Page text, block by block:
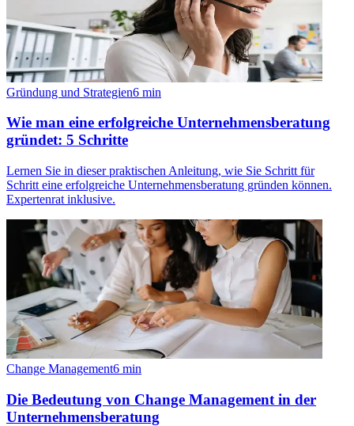
Gründung und Strategien6 min
Wie man eine erfolgreiche Unternehmensberatung
gründet: 5 Schritte
Lernen Sie in dieser praktischen Anleitung, wie Sie Schritt für
Schritt eine erfolgreiche Unternehmensberatung gründen können.
Expertenrat inklusive.
Change Management6 min
Die Bedeutung von Change Management in der
Unternehmensberatung